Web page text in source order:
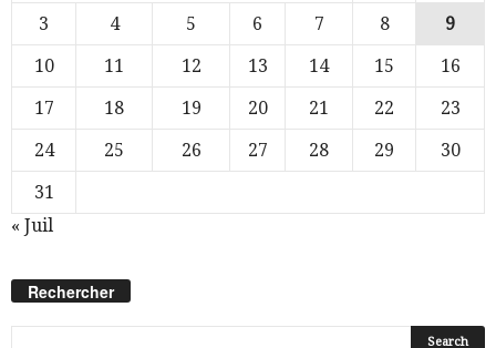
3
4 5 6 7 8
9
10
11 12 13 14 15
16
17
18 19 20 21 22
23
24
25 26 27 28 29
30
31
« Juil
Rechercher